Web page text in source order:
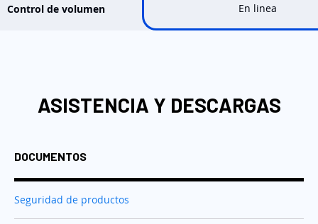
Control de volumen En linea
ASISTENCIA Y DESCARGAS
DOCUMENTOS
Seguridad de productos